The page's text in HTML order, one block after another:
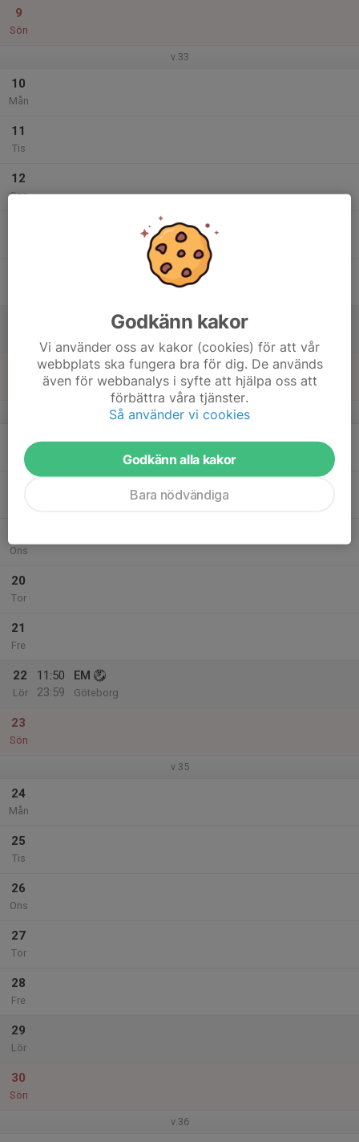
9
Sön
v.33
10
Mån
11
Tis
12
Ons
v.34
Mån
Ons
20
Tor
21
Fre
22
Lör
11:50
23:59
EM
Göteborg
23
Sön
v.35
24
Mån
25
Tis
26
Ons
27
Tor
28
Fre
29
Lör
30
Sön
v.36
Godkänn kakor
Vi använder oss av kakor (cookies) för att vår
webbplats ska fungera bra för dig. De används
även för webbanalys i syfte att hjälpa oss att
förbättra våra tjänster.
Så använder vi cookies
Godkänn alla kakor
Bara nödvändiga